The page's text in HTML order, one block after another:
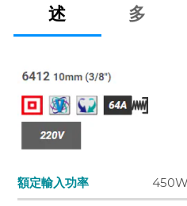
述
多
額定輸入功率 450W